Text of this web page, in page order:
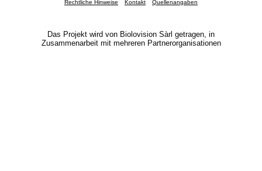
Rechtliche Hinweise Kontakt Quellenangaben
Das Projekt wird von Biolovision Sàrl getragen, in
Zusammenarbeit mit mehreren Partnerorganisationen